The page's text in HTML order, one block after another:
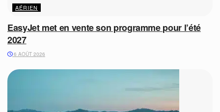
AÉRIEN
EasyJet met en vente son programme pour l’été
2027
6 AOÛT 2026